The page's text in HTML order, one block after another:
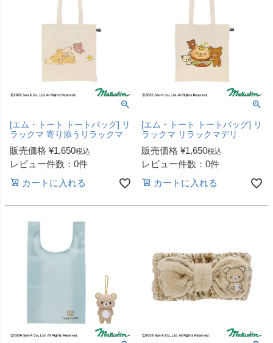
[エム・トート トートバッグ] リ
ラックマ 寄り添うリラックマ
販売価格 ¥1,650税込
レビュー件数：0件
カートに入れる
[エム・トート トートバッグ] リ
ラックマ リラックマデリ
販売価格 ¥1,650税込
レビュー件数：0件
カートに入れる